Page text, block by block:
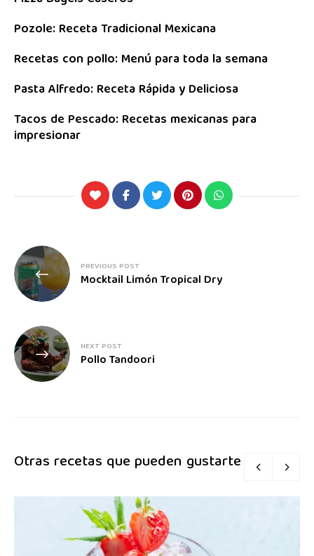
Pozole: Receta Tradicional Mexicana
Recetas con pollo: Menú para toda la semana
Pasta Alfredo: Receta Rápida y Deliciosa
Tacos de Pescado: Recetas mexicanas para
impresionar
PREVIOUS POST
Mocktail Limón Tropical Dry
NEXT POST
Pollo Tandoori
Otras recetas que pueden gustarte